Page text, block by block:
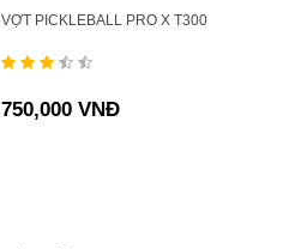
VỢT PICKLEBALL PRO X T300
750,000 VNĐ